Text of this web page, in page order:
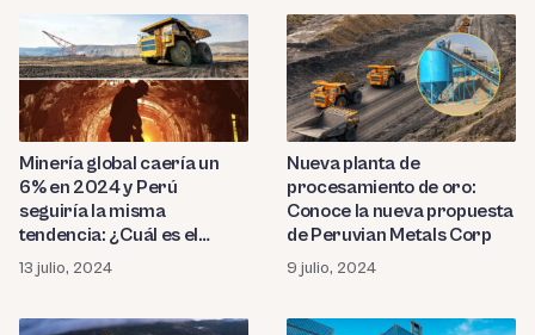
Minería global caería un
6% en 2024 y Perú
seguiría la misma
tendencia: ¿Cuál es el
motivo?
13 julio, 2024
Nueva planta de
procesamiento de oro:
Conoce la nueva propuesta
de Peruvian Metals Corp
9 julio, 2024